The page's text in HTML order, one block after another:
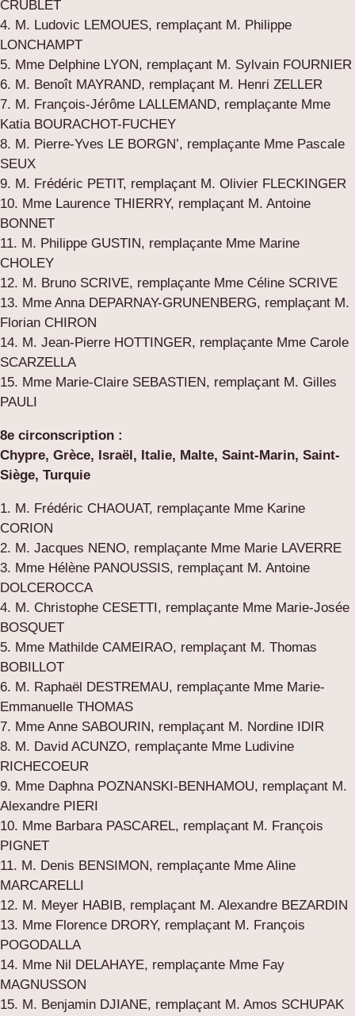
CRUBLET
4. M. Ludovic LEMOUES, remplaçant M. Philippe
LONCHAMPT
5. Mme Delphine LYON, remplaçant M. Sylvain FOURNIER
6. M. Benoît MAYRAND, remplaçant M. Henri ZELLER
7. M. François-Jérôme LALLEMAND, remplaçante Mme
Katia BOURACHOT-FUCHEY
8. M. Pierre-Yves LE BORGN’, remplaçante Mme Pascale
SEUX
9. M. Frédéric PETIT, remplaçant M. Olivier FLECKINGER
10. Mme Laurence THIERRY, remplaçant M. Antoine
BONNET
11. M. Philippe GUSTIN, remplaçante Mme Marine
CHOLEY
12. M. Bruno SCRIVE, remplaçante Mme Céline SCRIVE
13. Mme Anna DEPARNAY-GRUNENBERG, remplaçant M.
Florian CHIRON
14. M. Jean-Pierre HOTTINGER, remplaçante Mme Carole
SCARZELLA
15. Mme Marie-Claire SEBASTIEN, remplaçant M. Gilles
PAULI
8e circonscription :
Chypre, Grèce, Israël, Italie, Malte, Saint-Marin, Saint-
Siège, Turquie
1. M. Frédéric CHAOUAT, remplaçante Mme Karine
CORION
2. M. Jacques NENO, remplaçante Mme Marie LAVERRE
3. Mme Hélène PANOUSSIS, remplaçant M. Antoine
DOLCEROCCA
4. M. Christophe CESETTI, remplaçante Mme Marie-Josée
BOSQUET
5. Mme Mathilde CAMEIRAO, remplaçant M. Thomas
BOBILLOT
6. M. Raphaël DESTREMAU, remplaçante Mme Marie-
Emmanuelle THOMAS
7. Mme Anne SABOURIN, remplaçant M. Nordine IDIR
8. M. David ACUNZO, remplaçante Mme Ludivine
RICHECOEUR
9. Mme Daphna POZNANSKI-BENHAMOU, remplaçant M.
Alexandre PIERI
10. Mme Barbara PASCAREL, remplaçant M. François
PIGNET
11. M. Denis BENSIMON, remplaçante Mme Aline
MARCARELLI
12. M. Meyer HABIB, remplaçant M. Alexandre BEZARDIN
13. Mme Florence DRORY, remplaçant M. François
POGODALLA
14. Mme Nil DELAHAYE, remplaçante Mme Fay
MAGNUSSON
15. M. Benjamin DJIANE, remplaçant M. Amos SCHUPAK